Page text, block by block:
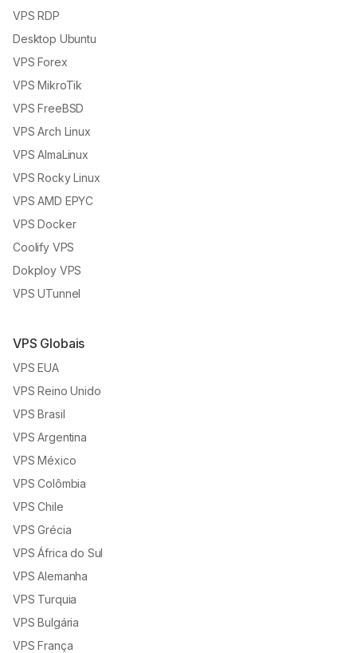
VPS RDP
Desktop Ubuntu
VPS Forex
VPS MikroTik
VPS FreeBSD
VPS Arch Linux
VPS AlmaLinux
VPS Rocky Linux
VPS AMD EPYC
VPS Docker
Coolify VPS
Dokploy VPS
VPS UTunnel
VPS Globais
VPS EUA
VPS Reino Unido
VPS Brasil
VPS Argentina
VPS México
VPS Colômbia
VPS Chile
VPS Grécia
VPS África do Sul
VPS Alemanha
VPS Turquia
VPS Bulgária
VPS França